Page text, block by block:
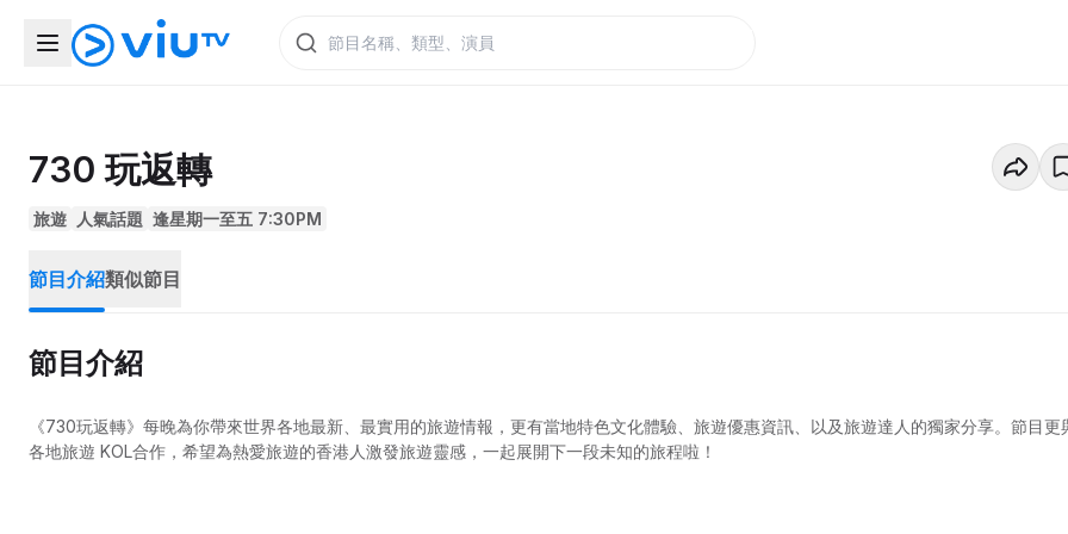
730 玩返轉
旅遊 人氣話題 逢星期一至五 7:30PM
節目介紹類似節目
節目介紹
《730玩返轉》每晚為你帶來世界各地最新、最實用的旅遊情報，更有當地特色文化體驗、旅遊優惠資訊、以及旅遊達人的獨家分享。節目更
各地旅遊 KOL合作，希望為熱愛旅遊的香港人激發旅遊靈感，一起展開下一段未知的旅程啦！